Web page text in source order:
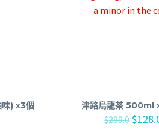
a minor in the
) x3個 津路烏龍茶 500ml
$299.0 $